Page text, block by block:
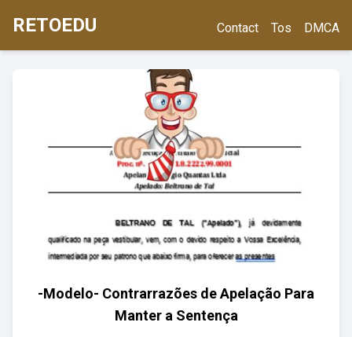
RETOEDU Contact Tos DMCA
-Modelo- Contrarrazões de Apelação Para
Manter a Sentença